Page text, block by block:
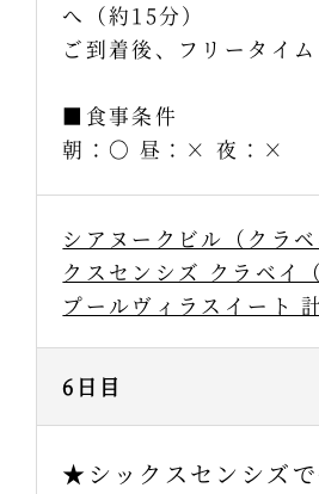
へ（約15分）
ご到着後、フリータイム
■食事条件
朝：〇 昼：× 夜：×
シアヌークビル（クラ
クスセンシズ クラベイ
プールヴィラスイート
6日目
★シックスセンシズ